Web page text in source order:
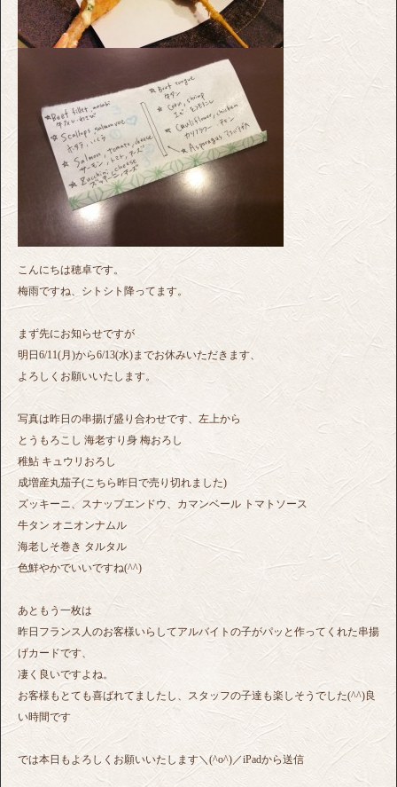
こんにちは穂卓です。
梅雨ですね、シトシト降ってます。
まず先にお知らせですが
明日6/11(月)から6/13(水)までお休みいただきます、
よろしくお願いいたします。
写真は昨日の串揚げ盛り合わせです、左上から
とうもろこし 海老すり身 梅おろし
稚鮎 キュウリおろし
成増産丸茄子(こちら昨日で売り切れました)
ズッキーニ、スナップエンドウ、カマンベール トマトソース
牛タン オニオンナムル
海老しそ巻き タルタル
色鮮やかでいいですね(^^)
あともう一枚は
昨日フランス人のお客様いらしてアルバイトの子がパッと作ってくれた串揚
げカードです、
凄く良いですよね。
お客様もとても喜ばれてましたし、スタッフの子達も楽しそうでした(^^)良
い時間です
では本日もよろしくお願いいたします＼(^o^)／iPadから送信